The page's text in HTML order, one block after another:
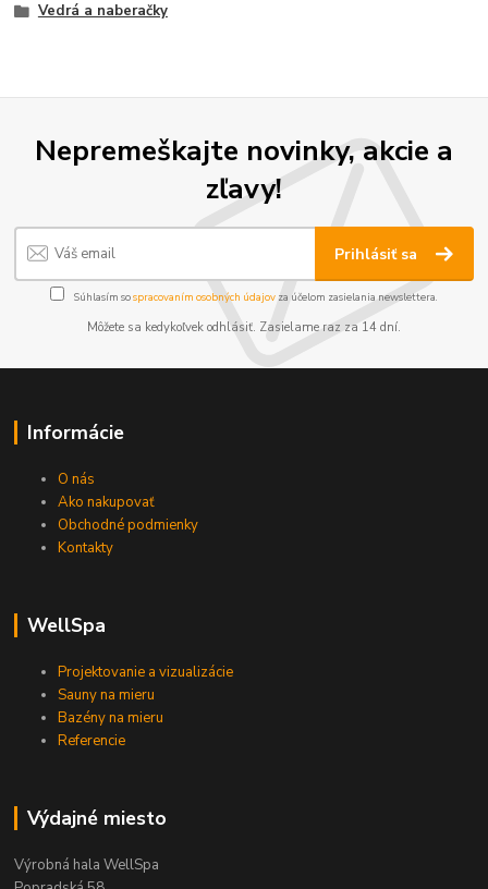
Vedrá a naberačky
Nepremeškajte novinky, akcie a
zľavy!
Prihlásiť sa
Súhlasím sospracovaním osobných údajov za účelom zasielania newslettera.
Môžete sa kedykoľvek odhlásiť. Zasielame raz za 14 dní.
Informácie
O nás
Ako nakupovať
Obchodné podmienky
Kontakty
WellSpa
Projektovanie a vizualizácie
Sauny na mieru
Bazény na mieru
Referencie
Výdajné miesto
Výrobná hala WellSpa